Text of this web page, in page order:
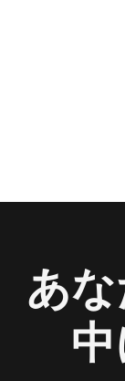
あ